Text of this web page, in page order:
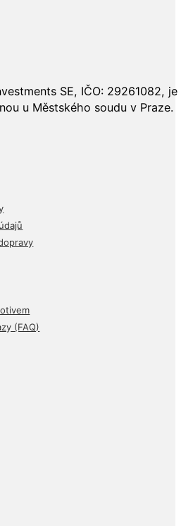
SE, IČO: 29261082,
u Městského soudu v Praze.
(FAQ)